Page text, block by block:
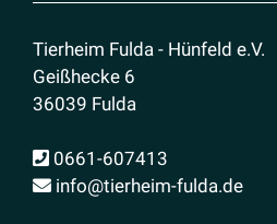
Tierheim Fulda - Hünfeld e.V.
Geißhecke 6
36039 Fulda
0661-607413
info@tierheim-fulda.de